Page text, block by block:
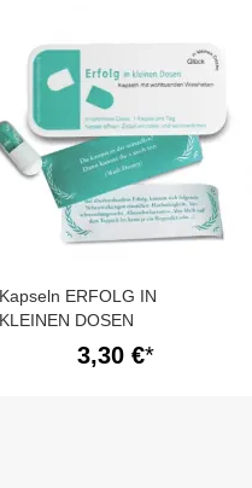
Kapseln ERFOLG IN
KLEINEN DOSEN
3,30 €